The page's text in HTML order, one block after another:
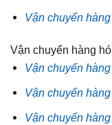
Vận chuyển
Vận chuyển hàng
Vận chuyển
Vận chuyển
Vận chuyển